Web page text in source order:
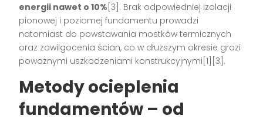
energii nawet o 10% [3]. Brak odpowiedniej izolacji
pionowej i poziomej fundamentu prowadzi
natomiast do powstawania mostków termicznych
oraz zawilgocenia ścian, co w dłuższym okresie grozi
poważnymi uszkodzeniami konstrukcyjnymi[1][3].
Metody ocieplenia
fundamentów – od